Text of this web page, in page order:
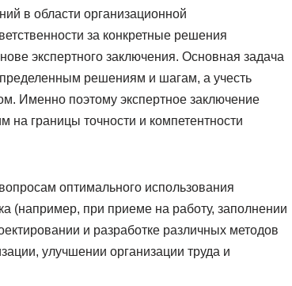
в области организационной
за конкретные решения
экспертного заключения. Основная задача
решениям и шагам, а учесть
Именно поэтому экспертное заключение
границы точности и компетентности
оптимального использования
(например, при приеме на работу, заполнении
и разработке различных методов
улучшении организации труда и